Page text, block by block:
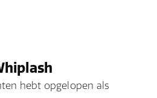
hebt opgelopen als